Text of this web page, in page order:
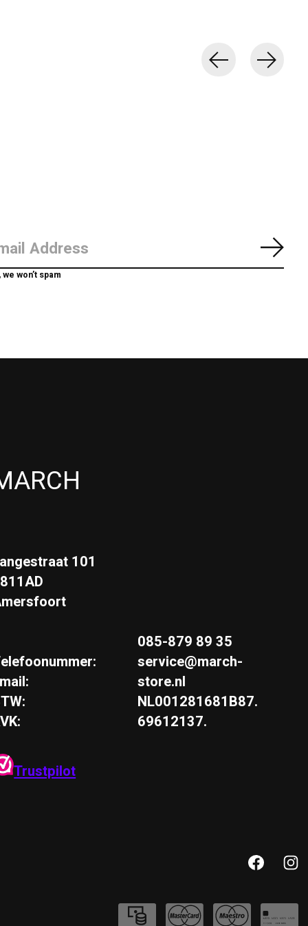
we won’t spam
101
085-879 89 35
service@march-
store.nl
NL001281681B87.
69612137.
Trustpilot